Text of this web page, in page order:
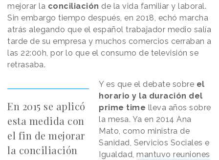
mejorar la conciliación de la vida familiar y laboral.
Sin embargo tiempo después, en 2018, echó marcha
atrás alegando que el español trabajador medio salía
tarde de su empresa y muchos comercios cerraban a
las 22:00h, por lo que el consumo de televisión se
retrasaba.
En 2015 se aplicó
esta medida con
el fin de mejorar
la conciliación
Y es que el debate sobre el
horario y la duración del
prime time lleva años sobre
la mesa. Ya en 2014 Ana
Mato, como ministra de
Sanidad, Servicios Sociales e
Igualdad, mantuvo reuniones